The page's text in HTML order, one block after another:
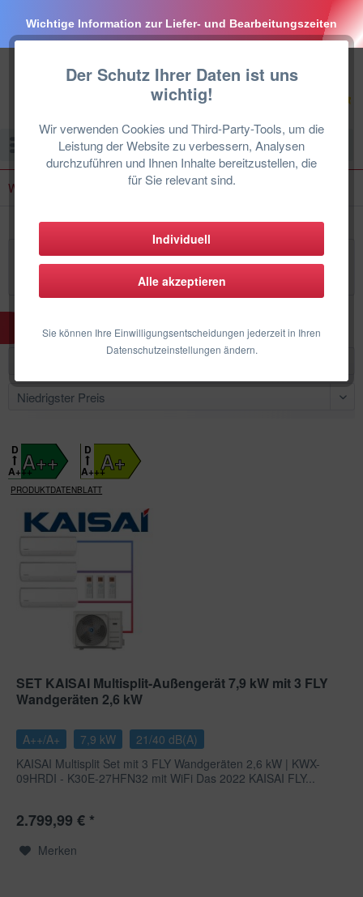
Wichtige Information zur Liefer- und Bearbeitungszeiten
Menü
Der Schutz Ihrer Daten ist uns
wichtig!
Wir verwenden Cookies und Third-Party-Tools, um die
Leistung der Website zu verbessern, Analysen
durchzuführen und Ihnen Inhalte bereitzustellen, die
für Sie relevant sind.
Individuell
Alle akzeptieren
Sie können Ihre Einwilligungsentscheidungen jederzeit in Ihren
Datenschutzeinstellungen ändern.
Wandgeräte Set
Wandgerät Komplett-Set für 3 Räume
A++
D
A+++
PRODUKTDATENBLATT
A+
D
A+++
SET KAISAI Multisplit-Außengerät 7,9 kW mit 3 FLY
Wandgeräten 2,6 kW
A++/A+ 7,9 kW
21/40 dB(A)
KAISAI Multisplit Set mit 3 FLY Wandgeräten 2,6 kW | KWX-
09HRDI - K30E-27HFN32 mit WiFi Das 2022 KAISAI FLY...
2.799,99 € *
Merken